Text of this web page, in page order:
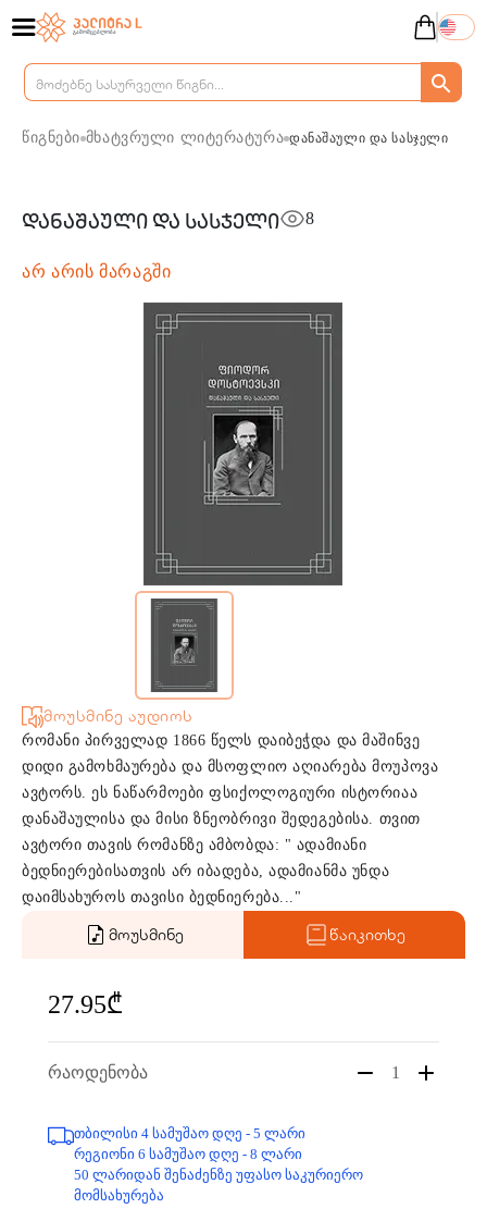
წიგნები მხატვრული ლიტერატურა დანაშაული და სასჯელი
დანაშაული და სასჯელი 8
არ არის მარაგში
რომანი პირველად 1866 წელს დაიბეჭდა და მაშინვე
დიდი გამოხმაურება და მსოფლიო აღიარება მოუპოვა
ავტორს. ეს ნაწარმოები ფსიქოლოგიური ისტორიაა
დანაშაულისა და მისი ზნეობრივი შედეგებისა. თვით
ავტორი თავის რომანზე ამბობდა: " ადამიანი
ბედნიერებისათვის არ იბადება, ადამიანმა უნდა
დაიმსახუროს თავისი ბედნიერება..."
მოუსმინე აუდიოს
მოუსმინე წაიკითხე
27.95₾
რაოდენობა 1
თბილისი 4 სამუშაო დღე - 5 ლარი
რეგიონი 6 სამუშაო დღე - 8 ლარი
50 ლარიდან შენაძენზე უფასო საკურიერო
მომსახურება